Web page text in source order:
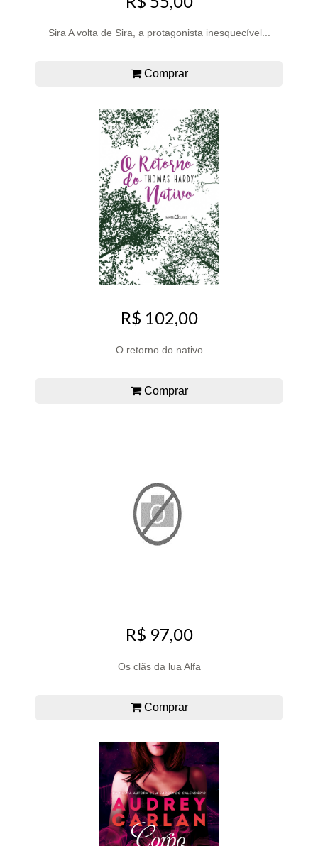
Sira A volta de Sira, a protagonista inesquecível...
Comprar
R$ 102,00
O retorno do nativo
Comprar
R$ 97,00
Os clãs da lua Alfa
Comprar